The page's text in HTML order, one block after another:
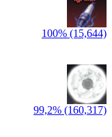
100% (15,644)
99,2% (160,317)